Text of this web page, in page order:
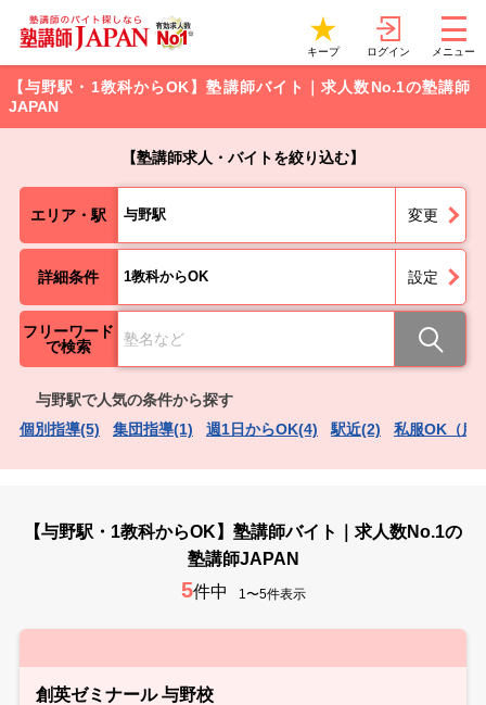
キープ ログイン メニュー
【与野駅・1教科からOK】塾講師バイト｜求人数No.1の塾講師
JAPAN
【塾講師求人・バイトを絞り込む】
エリア・駅 与野駅 変更
詳細条件 1教科からOK 設定
フリーワード
で検索
与野駅で人気の条件から探す
個別指導(5)
集団指導(1) 週1日からOK(4) 駅近(2) 私服OK（服
【与野駅・1教科からOK】塾講師バイト｜求人数No.1の
塾講師JAPAN
5件中 1〜5件表示
創英ゼミナール 与野校